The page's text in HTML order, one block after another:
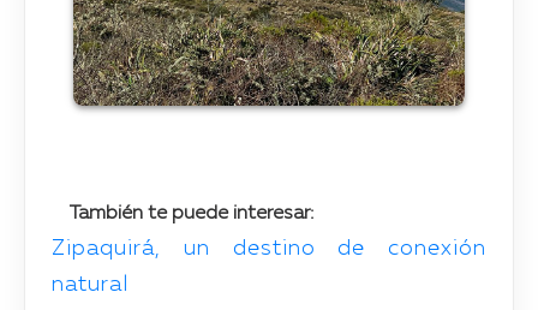
También te puede interesar:
Zipaquirá, un destino de conexión
natural